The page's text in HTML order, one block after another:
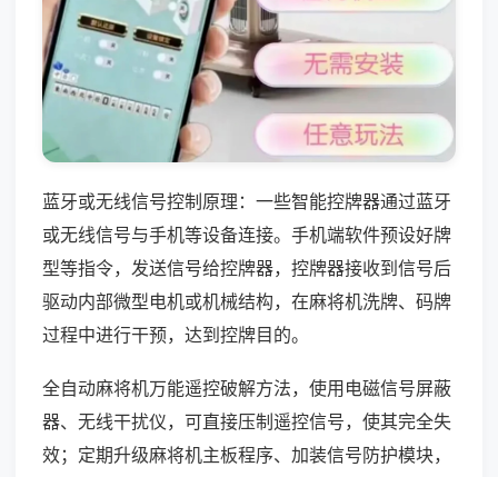
蓝牙或无线信号控制原理：一些智能控牌器通过蓝牙
或无线信号与手机等设备连接。手机端软件预设好牌
型等指令，发送信号给控牌器，控牌器接收到信号后
驱动内部微型电机或机械结构，在麻将机洗牌、码牌
过程中进行干预，达到控牌目的。
全自动麻将机万能遥控破解方法，使用电磁信号屏蔽
器、无线干扰仪，可直接压制遥控信号，使其完全失
效；定期升级麻将机主板程序、加装信号防护模块，